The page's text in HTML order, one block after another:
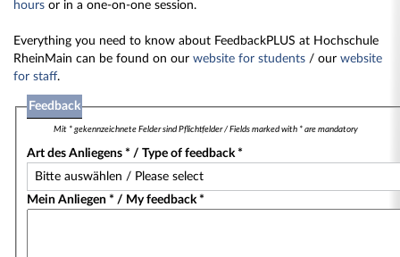
hours or in a one-on-one session.
Everything you need to know about FeedbackPLUS at Hochschule
RheinMain can be found on our website for students / our website
for staff.
Feedback
Mit * gekennzeichnete Felder sind Pflichtfelder / Fields marked with * are mandatory
Art des Anliegens * / Type of feedback *
Mein Anliegen * / My feedback *